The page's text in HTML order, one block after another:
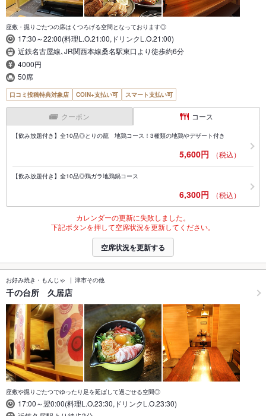
座敷・掘りごたつの席はくつろげる空間となっております◎
17:30～22:00(料理L.O.21:00,ドリンクL.O.21:00)
近鉄名古屋線､JR関西本線桑名駅東口より徒歩約6分
4000円
50席
口コミ投稿特典対象店 COIN+支払い可 スマート支払い可
クーポン コース
【飲み放題付き】全10品◎とりの籠 地鶏コース！3種類の地鶏やデザート付き
5,600円 （税込）
【飲み放題付き】全10品◎鶏ガラ地鶏鍋コース
6,300円 （税込）
カレンダーの更新に失敗しました。
下記ボタンを押して空席状況を更新してください。
空席状況を更新する
お好み焼き・もんじゃ 津市その他
千の台所 久居店
座敷や掘りごたつでゆったり足を延ばして過ごせる空間◎
17:00～翌0:00(料理L.O.23:30,ドリンクL.O.23:30)